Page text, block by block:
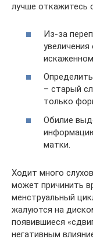
лучше откажитесь
Из-за
– старый
только
Обилие
матки.
Ходит много
может причинить
менструальный
жалуются на
появившиеся
негативным